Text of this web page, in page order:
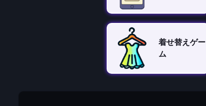
着せ替えゲー
ム